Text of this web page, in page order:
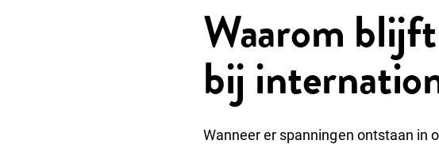
Waarom
bij
Wanneer er spanningen ontstaan in